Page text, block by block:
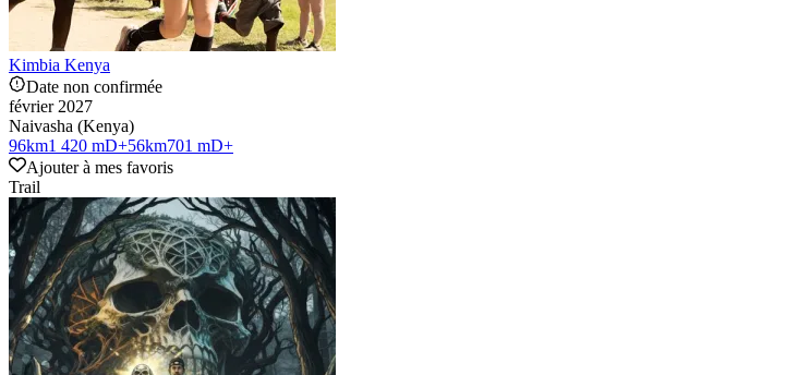
Kimbia Kenya
Date non confirmée
février 2027
Naivasha (Kenya)
96km1 420 mD+56km701 mD+
Ajouter à mes favoris
Trail